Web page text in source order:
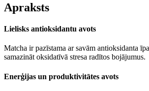
Apraksts
Lielisks antioksidantu avots
Matcha ir pazīstama ar savām antioksidanta
samazināt oksidatīvā stresa radītos bojājumus.
Enerģijas un produktivitātes avots